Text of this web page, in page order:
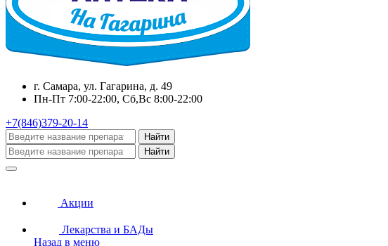
г. Самара, ул. Гагарина, д. 49
Пн-Пт 7:00-22:00, Сб,Вс 8:00-22:00
+7(846)379-20-14
Найти
Найти
Акции
Лекарства и БАДы
Назад в меню